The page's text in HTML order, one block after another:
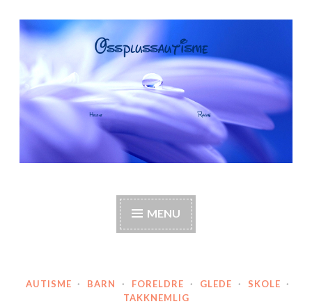
Skip
to
content
OssPlussAutisme
foreldre
MENU
AUTISME · BARN · FORELDRE · GLEDE · SKOLE ·
TAKKNEMLIG